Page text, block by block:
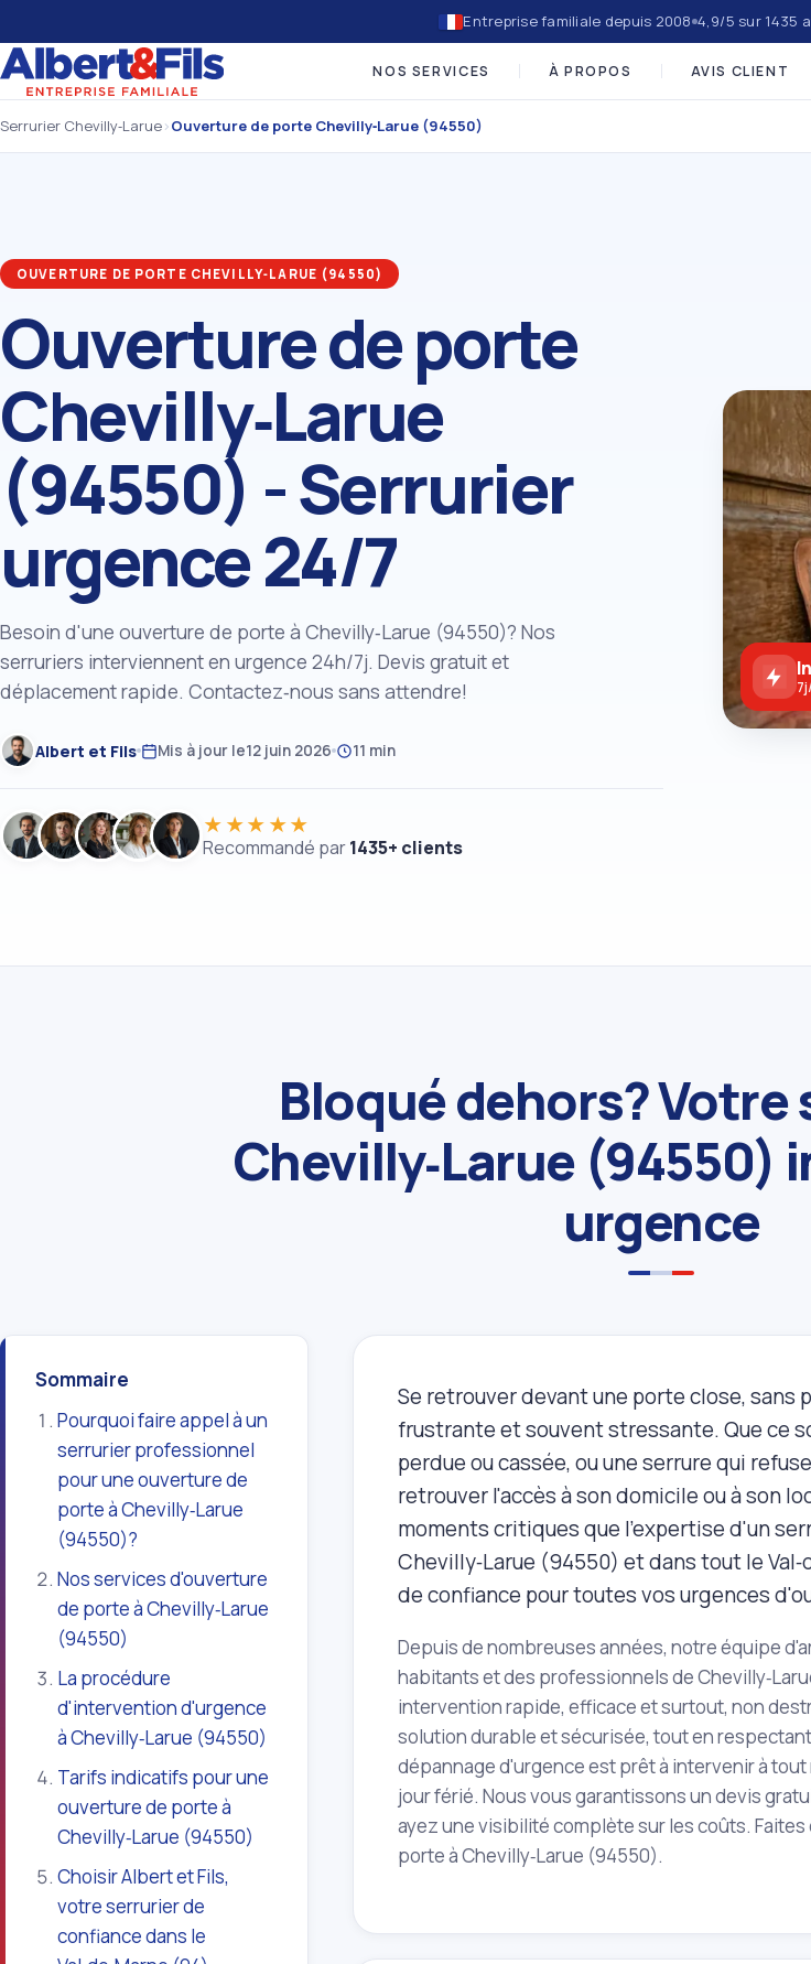
Entreprise familiale depuis 2008 4,9/5 sur 1435
NOS SERVICES À PROPOS AVIS CLIENT
Serrurier Chevilly‑Larue›Ouverture de porte Chevilly‑Larue (94550)
OUVERTURE DE PORTE CHEVILLY‑LARUE (94550)
Ouverture de porte
Chevilly‑Larue
(94550) - Serrurier
urgence 24/7
Besoin d'une ouverture de porte à Chevilly‑Larue (94550)? Nos
serruriers interviennent en urgence 24h/7j. Devis gratuit et
déplacement rapide. Contactez‑nous sans attendre!
Albert et Fils Mis à jour le12 juin 2026 11 min
★★★★★
Recommandé par1435+ clients
Bloqué dehors? Votre
Chevilly‑Larue (94550)
urgence
Sommaire
Pourquoi faire appel à un
serrurier professionnel
pour une ouverture de
porte à Chevilly‑Larue
(94550)?
Nos services d'ouverture
de porte à Chevilly‑Larue
(94550)
La procédure
d'intervention d'urgence
à Chevilly‑Larue (94550)
Tarifs indicatifs pour une
ouverture de porte à
Chevilly‑Larue (94550)
Choisir Albert et Fils,
votre serrurier de
confiance dans le
Se retrouver devant une porte close,
frustrante et souvent stressante. Que ce
perdue ou cassée, ou une serrure qui
retrouver l'accès à son domicile ou à son
moments critiques que l'expertise d'un
Chevilly‑Larue (94550) et dans tout le
de confiance pour toutes vos urgences
Depuis de nombreuses années, notre équipe
habitants et des professionnels de
intervention rapide, efficace et surtout, non
solution durable et sécurisée, tout en
dépannage d'urgence est prêt à intervenir à
jour férié. Nous vous garantissons un devis
ayez une visibilité complète sur les coûts.
porte à Chevilly‑Larue (94550).